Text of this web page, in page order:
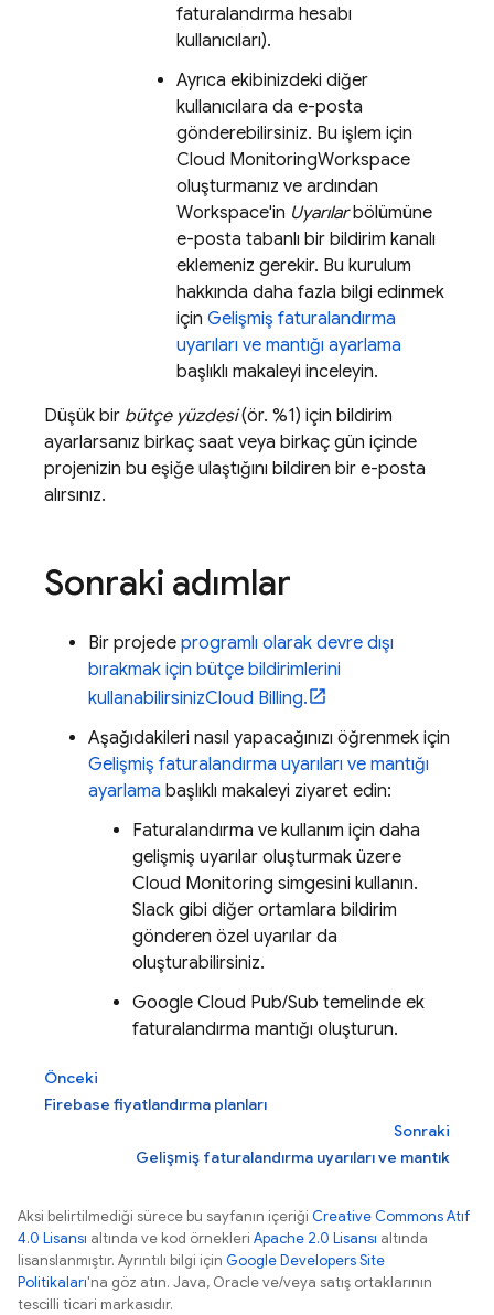
faturalandırma hesabı
kullanıcıları).
Ayrıca ekibinizdeki diğer
kullanıcılara da e-posta
gönderebilirsiniz. Bu işlem için
Cloud MonitoringWorkspace
oluşturmanız ve ardından
Workspace'in Uyarılarbölümüne
e-posta tabanlı bir bildirim kanalı
eklemeniz gerekir. Bu kurulum
hakkında daha fazla bilgi edinmek
için Gelişmiş faturalandırma
uyarıları ve mantığı ayarlama
başlıklı makaleyi inceleyin.
Düşük bir bütçe yüzdesi(ör. %1) için bildirim
ayarlarsanız birkaç saat veya birkaç gün içinde
projenizin bu eşiğe ulaştığını bildiren bir e-posta
alırsınız.
Sonraki adımlar
Bir projede programlı olarak devre dışı
bırakmak için bütçe bildirimlerini
kullanabilirsinizCloud Billing.
Aşağıdakileri nasıl yapacağınızı öğrenmek için
Gelişmiş faturalandırma uyarıları ve mantığı
ayarlama başlıklı makaleyi ziyaret edin:
Faturalandırma ve kullanım için daha
gelişmiş uyarılar oluşturmak üzere
Cloud Monitoring simgesini kullanın.
Slack gibi diğer ortamlara bildirim
gönderen özel uyarılar da
oluşturabilirsiniz.
Google Cloud Pub/Sub temelinde ek
faturalandırma mantığı oluşturun.
Önceki
Firebase fiyatlandırma planları
Sonraki
Gelişmiş faturalandırma uyarıları ve mantık
Aksi belirtilmediği sürece bu sayfanın içeriği Creative Commons Atıf
4.0 Lisansı altında ve kod örnekleri Apache 2.0 Lisansı altında
lisanslanmıştır. Ayrıntılı bilgi için Google Developers Site
Politikaları'na göz atın. Java, Oracle ve/veya satış ortaklarının
tescilli ticari markasıdır.